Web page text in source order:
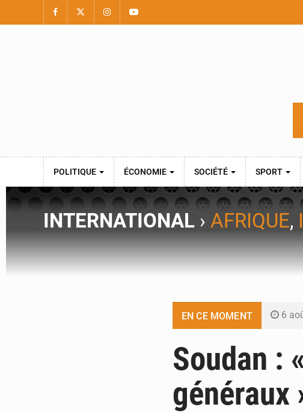
POLITIQUE ÉCONOMIE SOCIÉTÉ SPORT
INTERNATIONAL › AFRIQUE,
EN CE MOMENT 6
6
6
Soudan :
généraux